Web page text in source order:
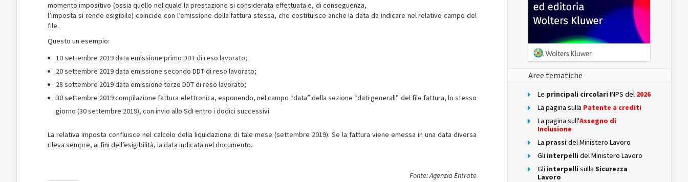
momento impositivo (ossia quello nel quale la prestazione si considerata effettuata e, di conseguenza,
l’imposta si rende esigibile) coincide con l’emissione della fattura stessa, che costituisce anche la data da indicare nel relativo campo del
file.
Questo un esempio:
10 settembre 2019 data emissione primo DDT di reso lavorato;
20 settembre 2019 data emissione secondo DDT di reso lavorato;
28 settembre 2019 data emissione terzo DDT di reso lavorato;
30 settembre 2019 compilazione fattura elettronica, esponendo, nel campo “data” della sezione “dati generali” del file fattura, lo stesso
giorno (30 settembre 2019), con invio allo SdI entro i dodici successivi.
La relativa imposta confluisce nel calcolo della liquidazione di tale mese (settembre 2019). Se la fattura viene emessa in una data diversa
rileva sempre, ai fini dell’esigibilità, la data indicata nel documento.
Fonte: Agenzia Entrate
Aree tematiche
Le principali circolari INPS del 2026
La pagina sulla Patente a crediti
La pagina sull'Assegno di
Inclusione
La prassi del Ministero Lavoro
Gli interpelli del Ministero Lavoro
Gli interpelli sulla Sicurezza
Lavoro